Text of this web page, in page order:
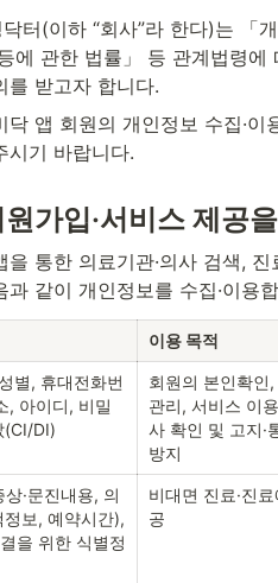
터(이하 “회사”라 한다)는 「
에 관한 법률」 등 관계법령에
를 받고자 합니다.
닥 앱 회원의 개인정보 수집·
시기 바랍니다.
가입·서비스 제공
을 통한 의료기관·의사 검색,
과 같이 개인정보를 수집·이용
이용 목적
별, 휴대전화번
, 아이디, 비밀
(CI/DI)
회원의 본인확인,
관리, 서비스 이
사 확인 및 고지·
방지
·문진내용, 의
정보, 예약시간),
을 위한 식별정
비대면 진료·진
공